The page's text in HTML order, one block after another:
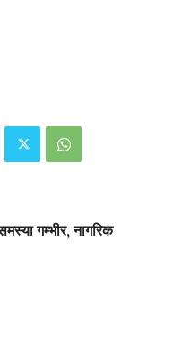
गम्भीर, नागरिक